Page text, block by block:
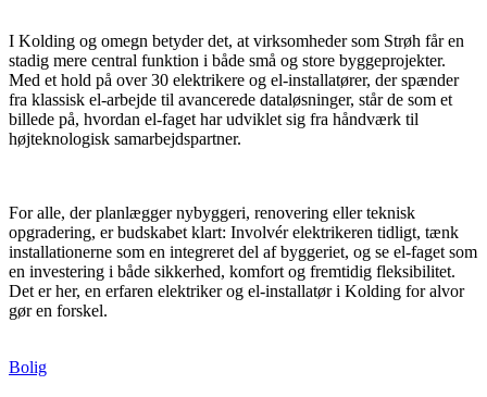
I Kolding og omegn betyder det, at virksomheder som Strøh får en
stadig mere central funktion i både små og store byggeprojekter.
Med et hold på over 30 elektrikere og el-installatører, der spænder
fra klassisk el-arbejde til avancerede dataløsninger, står de som et
billede på, hvordan el-faget har udviklet sig fra håndværk til
højteknologisk samarbejdspartner.
For alle, der planlægger nybyggeri, renovering eller teknisk
opgradering, er budskabet klart: Involvér elektrikeren tidligt, tænk
installationerne som en integreret del af byggeriet, og se el-faget som
en investering i både sikkerhed, komfort og fremtidig fleksibilitet.
Det er her, en erfaren elektriker og el-installatør i Kolding for alvor
gør en forskel.
Bolig